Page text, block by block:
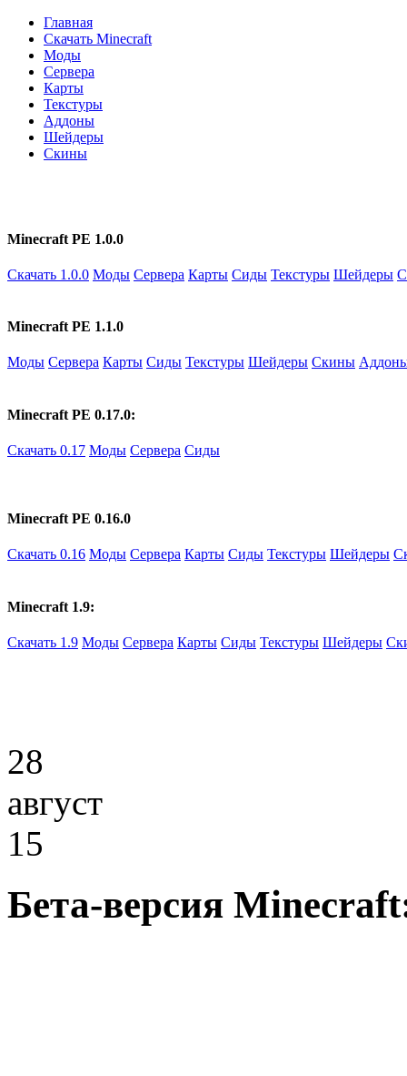
Главная
Скачать Minecraft
Моды
Сервера
Карты
Текстуры
Аддоны
Шейдеры
Скины
Minecraft PE 1.0.0
Скачать 1.0.0 Моды Сервера Карты Сиды Текстуры Шейдеры
Minecraft PE 1.1.0
Моды Сервера Карты Сиды Текстуры Шейдеры Скины
Minecraft PE 0.17.0:
Скачать 0.17 Моды Сервера Сиды
Minecraft PE 0.16.0
Скачать 0.16 Моды Сервера Карты Сиды Текстуры Шейдеры
Minecraft 1.9:
Скачать 1.9 Моды Сервера Карты Сиды Текстуры Шейдеры
28
август
15
Бета-версия